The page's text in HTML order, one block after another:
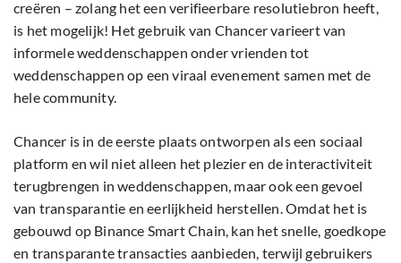
creëren – zolang het een verifieerbare resolutiebron heeft,
is het mogelijk! Het gebruik van Chancer varieert van
informele weddenschappen onder vrienden tot
weddenschappen op een viraal evenement samen met de
hele community.
Chancer is in de eerste plaats ontworpen als een sociaal
platform en wil niet alleen het plezier en de interactiviteit
terugbrengen in weddenschappen, maar ook een gevoel
van transparantie en eerlijkheid herstellen. Omdat het is
gebouwd op Binance Smart Chain, kan het snelle, goedkope
en transparante transacties aanbieden, terwijl gebruikers